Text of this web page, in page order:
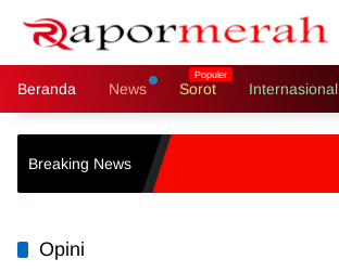
Beranda News Sorot Internasional
Breaking News
Opini